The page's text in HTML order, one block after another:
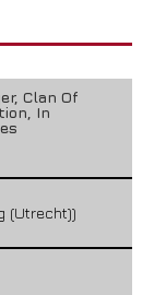
Clan Of
In
(Utrecht))